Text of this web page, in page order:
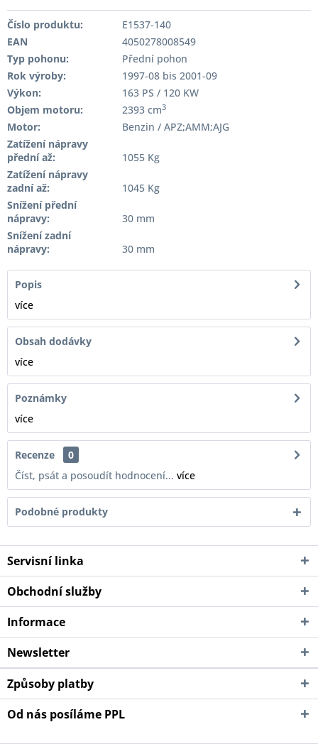
Číslo produktu:
E1537-140
EAN
4050278008549
Typ pohonu:
Přední pohon
Rok výroby:
1997-08 bis 2001-09
Výkon:
163 PS / 120 KW
Objem motoru:
2393 cm3
Motor:
Benzin / APZ;AMM;AJG
Zatížení nápravy
přední až:
1055 Kg
Zatížení nápravy
zadní až:
1045 Kg
Snížení přední
nápravy:
30 mm
Snížení zadní
nápravy:
30 mm
Popis
více
Obsah dodávky
více
Poznámky
více
Recenze
0
Číst, psát a posoudít hodnocení... více
Podobné produkty
Servisní linka
Obchodní služby
Informace
Newsletter
Způsoby platby
Od nás posíláme PPL